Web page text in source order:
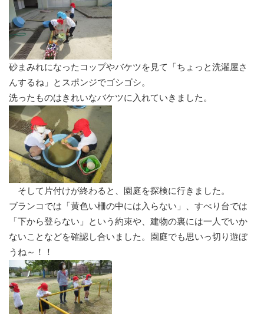
砂まみれになったコップやバケツを見て「ちょっと洗濯屋さ
んするね」とスポンジでゴシゴシ。
洗ったものはきれいなバケツに入れていきました。
そして片付けが終わると、園庭を探検に行きました。
ブランコでは「黄色い柵の中には入らない」、 すべり台では
「下から登らない」という 約束や、建物の裏には一人でいか
ないことなどを確認し合いました。園庭でも思いっ切り遊ぼ
うね～！！